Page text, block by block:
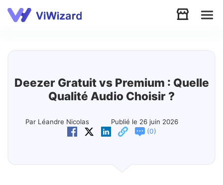
Deezer Gratuit vs Premium : Quelle
Qualité Audio Choisir ?
Par Léandre Nicolas
Publié le 26 juin 2026
(0)